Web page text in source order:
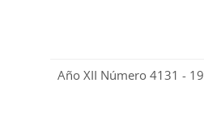
Año XII Número 4131 -